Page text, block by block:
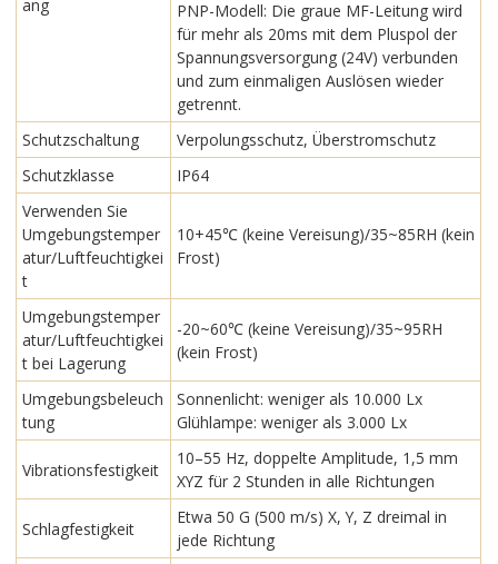
ang
PNP-Modell: Die graue MF-Leitung wird
für mehr als 20ms mit dem Pluspol der
Spannungsversorgung (24V) verbunden
und zum einmaligen Auslösen wieder
getrennt.
Schutzschaltung
Verpolungsschutz, Überstromschutz
Schutzklasse
IP64
Verwenden Sie
Umgebungstemper
atur/Luftfeuchtigkei
t
10+45℃ (keine Vereisung)/35~85RH (kein
Frost)
Umgebungstemper
atur/Luftfeuchtigkei
t bei Lagerung
-20~60℃ (keine Vereisung)/35~95RH
(kein Frost)
Umgebungsbeleuch
tung
Sonnenlicht: weniger als 10.000 Lx
Glühlampe: weniger als 3.000 Lx
Vibrationsfestigkeit
10–55 Hz, doppelte Amplitude, 1,5 mm
XYZ für 2 Stunden in alle Richtungen
Schlagfestigkeit
Etwa 50 G (500 m/s) X, Y, Z dreimal in
jede Richtung